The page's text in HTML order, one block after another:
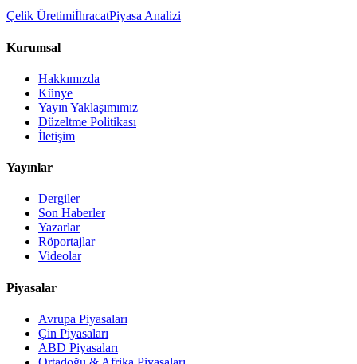
Çelik ÜretimiİhracatPiyasa Analizi
Kurumsal
Hakkımızda
Künye
Yayın Yaklaşımımız
Düzeltme Politikası
İletişim
Yayınlar
Dergiler
Son Haberler
Yazarlar
Röportajlar
Videolar
Piyasalar
Avrupa Piyasaları
Çin Piyasaları
ABD Piyasaları